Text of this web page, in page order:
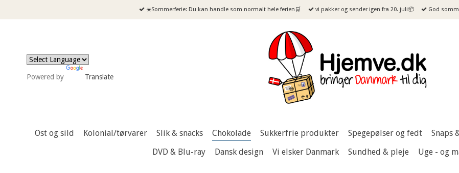
☀️Sommerferie: Du kan handle som normalt hele ferien🛒 vi pakker og sender igen fra 20. juli📦 God
Powered by Translate
Ost og sild Kolonial/tørvarer Slik & snacks Chokolade Sukkerfrie produkter Spegepølser og fedt Snaps
DVD & Blu-ray
Dansk design Vi elsker Danmark Sundhed & pleje Uge - og